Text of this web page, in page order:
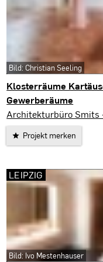
Klosterräume
Gewerberäume
Erfurt
Architekturbüro Smits
Projekt merken
Bild: Christian Seeling
LEIPZIG
Bild: Ivo Mestenhauser